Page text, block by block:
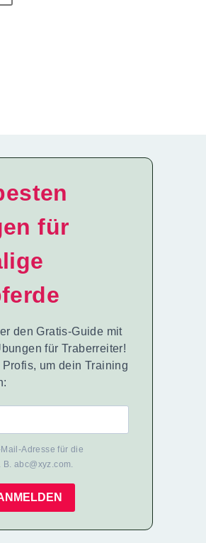
für
den Gratis-Guide mit
für Traberreiter!
Profis, um dein Training
Adresse für die
abc@xyz.com.